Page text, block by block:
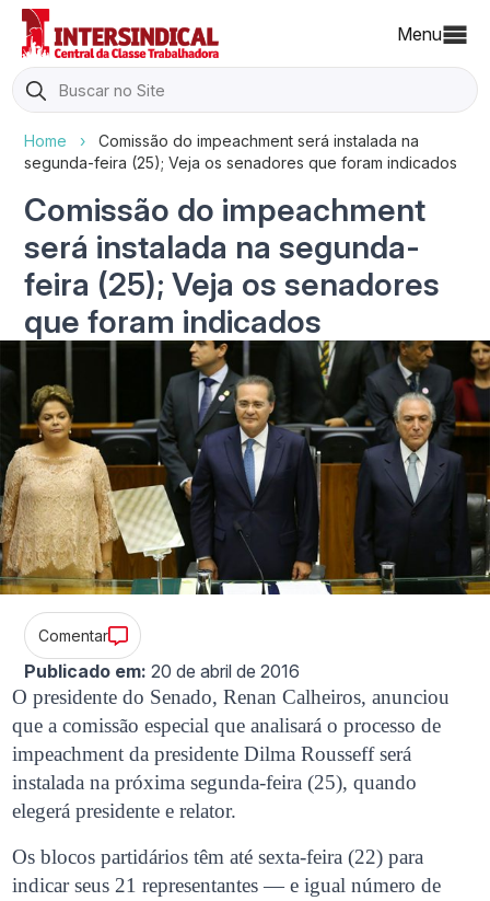
Menu
Search
for:
Home ›
Comissão do impeachment será instalada na
segunda-feira (25); Veja os senadores que foram indicados
Comissão do impeachment
será instalada na segunda-
feira (25); Veja os senadores
que foram indicados
Comentar
Publicado em: 20 de abril de 2016
O presidente do Senado, Renan Calheiros, anunciou
que a comissão especial que analisará o processo de
impeachment da presidente Dilma Rousseff será
instalada na próxima segunda-feira (25), quando
elegerá presidente e relator.
Os blocos partidários têm até sexta-feira (22) para
indicar seus 21 representantes — e igual número de